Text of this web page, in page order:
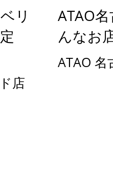
リ
店
ATAO
んなお
ATAO 名